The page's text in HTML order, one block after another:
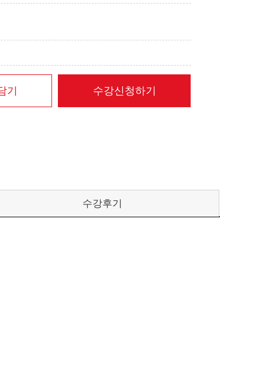
수강신청하기
기
수강후기